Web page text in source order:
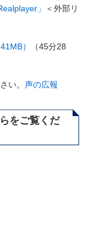
」
＜外部リ
）
（45分28
い。 声の広報
をご覧くだ